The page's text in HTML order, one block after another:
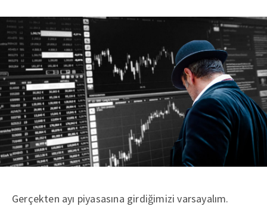
Gerçekten ayı piyasasına girdiğimizi varsayalım.